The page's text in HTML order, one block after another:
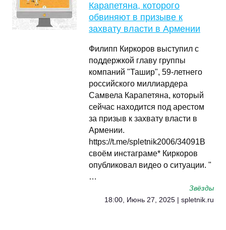
Карапетяна, которого
обвиняют в призыве к
захвату власти в Армении
Филипп Киркоров выступил с
поддержкой главу группы
компаний "Ташир", 59-летнего
российского миллиардера
Самвела Карапетяна, который
сейчас находится под арестом
за призыв к захвату власти в
Армении.
https://t.me/spletnik2006/34091В
своём инстаграме* Киркоров
опубликовал видео о ситуации. "
…
Звёзды
18:00, Июнь 27, 2025 | spletnik.ru